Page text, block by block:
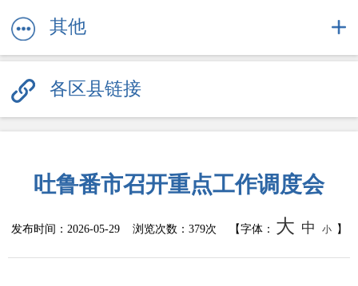
直达资金
统计信息
总结报告
其他
各区县链接
吐鲁番市召开重点工作调度会
发布时间： 2026-05-29浏览次数： 379次 【字体： 大 中 小 】